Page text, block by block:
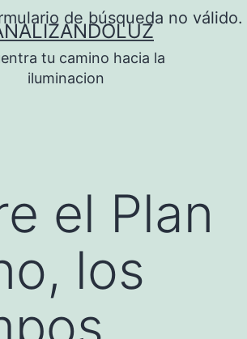
de búsqueda no válido.
tu camino hacia la
iluminacion
el Plan
los